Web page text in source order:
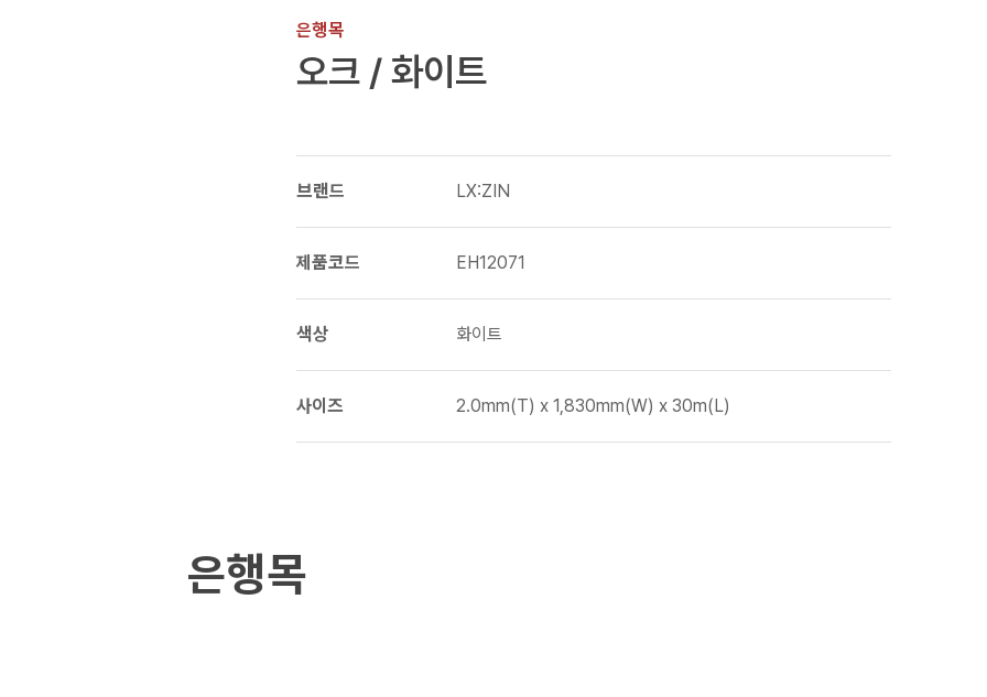
은행목
오크 / 화이트
브랜드 LX:ZIN
제품코드 EH12071
색상 화이트
사이즈 2.0mm(T) x 1,830mm(W) x 30m(L)
은행목